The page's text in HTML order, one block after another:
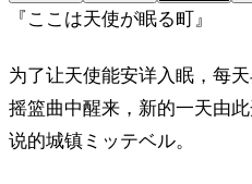
『ここは天使が眠る町』
为了让天使能安详入眠，每
摇篮曲中醒来，新的一天由
说的城镇ミッテベル。